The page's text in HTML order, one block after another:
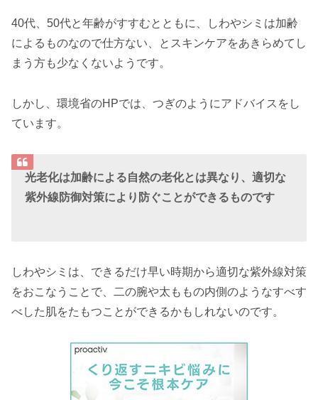
40代、50代と年齢がすすむとともに、しわやシミは加齢
によるものなので仕方ない、とスキンケアをあきらめてし
まう方も少なくないようです。
しかし、環境省のHPでは、つぎのようにアドバイスをし
ています。
光老化は加齢による自然の老化とは異なり、適切な
紫外線防御対策により防ぐことができるものです
しわやシミは、できるだけ早い時期から適切な紫外線対策
をおこなうことで、二の腕や太ももの内側のようなすべす
べした肌をたもつことができるかもしれないのです。